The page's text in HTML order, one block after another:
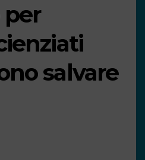
per
salvare